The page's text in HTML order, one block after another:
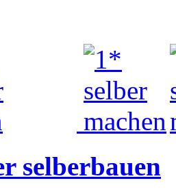
selberbauen